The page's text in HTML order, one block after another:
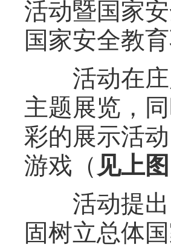
活动暨国家
国家安全教
活动在庄
主题展览，
彩的展示活
游戏（ 见上
活动提出
固树立总体